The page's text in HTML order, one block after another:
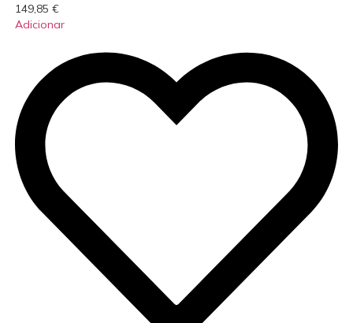
149,85 €
Adicionar